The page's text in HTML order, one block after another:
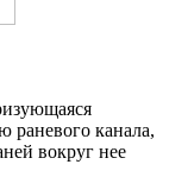
раневого канала,
вокруг нее